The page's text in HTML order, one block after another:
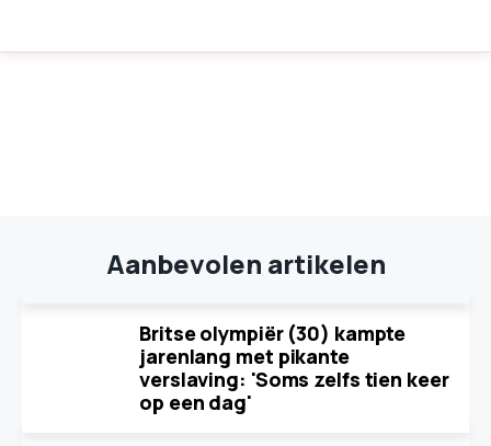
Aanbevolen artikelen
Britse olympiër (30) kampte
jarenlang met pikante
verslaving: 'Soms zelfs tien keer
op een dag'